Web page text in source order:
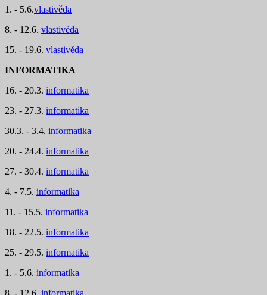
1. - 5.6.vlastivěda
8. - 12.6. vlastivěda
15. - 19.6. vlastivěda
INFORMATIKA
16. - 20.3. informatika
23. - 27.3. informatika
30.3. - 3.4. informatika
20. - 24.4. informatika
27. - 30.4. informatika
4. - 7.5. informatika
11. - 15.5. informatika
18. - 22.5. informatika
25. - 29.5. informatika
1. - 5.6. informatika
8. - 12.6. informatika